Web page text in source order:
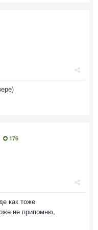
176
как тоже
не припомню,